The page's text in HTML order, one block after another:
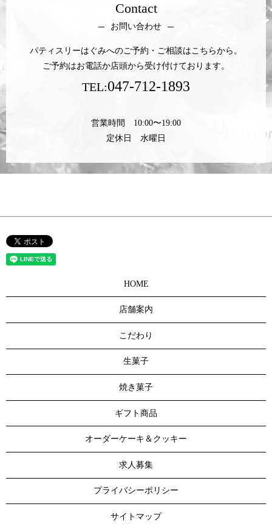
Contact
お問い合わせ
パティスリーはぐみへのご予約・ご相談はこちらから。
ご予約はお電話か店頭から受け付けております。
TEL:047-712-1893
営業時間 10:00〜19:00
定休日 水曜日
HOME
店舗案内
こだわり
生菓子
焼き菓子
ギフト商品
オーダーケーキ＆クッキー
求人募集
プライバシーポリシー
サイトマップ